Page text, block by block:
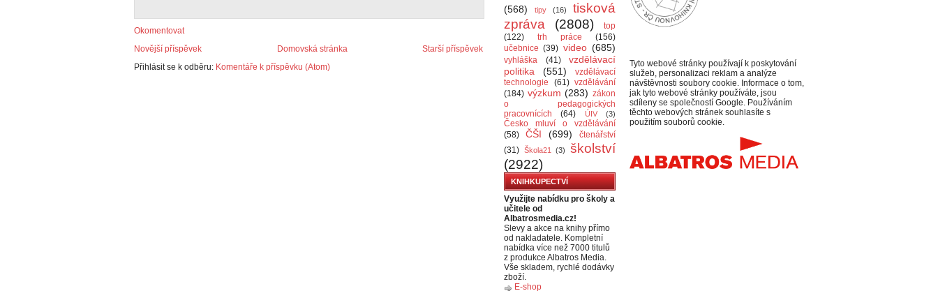
Okomentovat
Novější příspěvek
Starší příspěvek
Domovská stránka
Přihlásit se k odběru: Komentáře k příspěvku (Atom)
(568)
tipy (16)
tisková
zpráva
(2808)
top
(122)
trh práce
(156)
učebnice (39) video (685)
vyhláška (41)
vzdělávací
politika
(551)
vzdělávací
technologie
(61) vzdělávání
(184) výzkum (283) zákon
o pedagogických
pracovnících
(64) ÚIV (3)
Česko mluví o vzdělávání
(58)
ČŠI (699)
čtenářství
(31) Škola21 (3)
školství
(2922)
KNIHKUPECTVÍ
Využijte nabídku pro školy a
učitele od
Albatrosmedia.cz!
Slevy a akce na knihy přímo
od nakladatele. Kompletní
nabídka více než 7000 titulů
z produkce Albatros Media.
Vše skladem, rychlé dodávky
zboží.
E-shop
Tyto webové stránky používají k poskytování
služeb, personalizaci reklam a analýze
návštěvnosti soubory cookie. Informace o tom,
jak tyto webové stránky používáte, jsou
sdíleny se společností Google. Používáním
těchto webových stránek souhlasíte s
použitím souborů cookie.